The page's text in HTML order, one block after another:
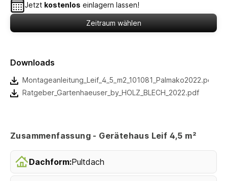
Jetzt kostenlos einlagern lassen!
Zeitraum wählen
Downloads
Montageanleitung_Leif_4_5_m2_101081_Palmako2022.pdf
Ratgeber_Gartenhaeuser_by_HOLZ_BLECH_2022.pdf
Zusammenfassung - Gerätehaus Leif 4,5 m²
Dachform:Pultdach